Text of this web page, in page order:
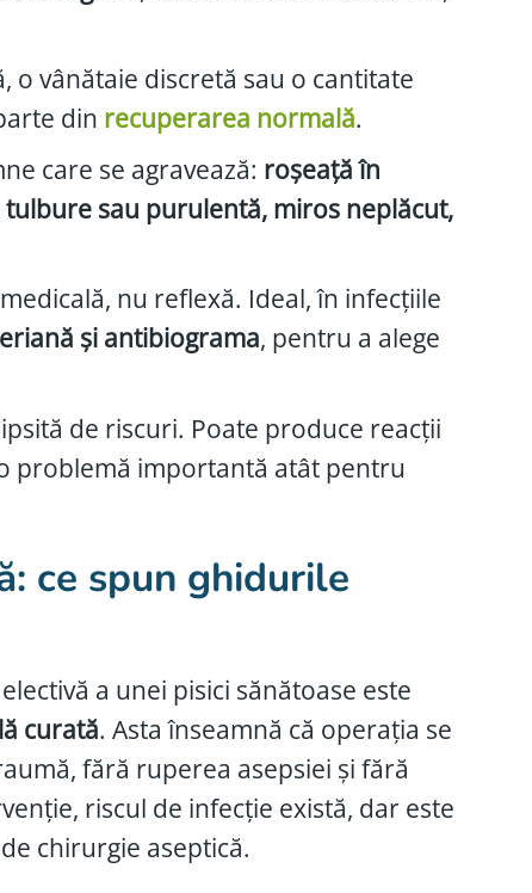
o vânătaie discretă sau o cantitate
din recuperarea normală.
care se agravează: roșeață în
sau purulentă, miros neplăcut,
nu reflexă. Ideal, în infecțiile
și antibiograma, pentru a alege
de riscuri. Poate produce reacții
problemă importantă atât pentru
ce spun ghidurile
a unei pisici sănătoase este
curată. Asta înseamnă că operația se
fără ruperea asepsiei și fără
riscul de infecție există, dar este
chirurgie aseptică.